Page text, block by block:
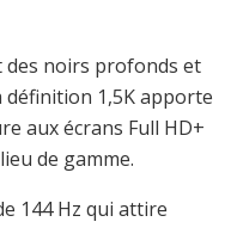
des noirs profonds et
définition 1,5K apporte
aux écrans Full HD+
de gamme.
144 Hz qui attire